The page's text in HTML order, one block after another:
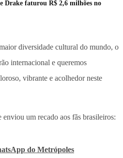
Drake faturou R$ 2,6 milhões no
diversidade cultural do mundo, o
internacional e queremos
vibrante e acolhedor neste
um recado aos fãs brasileiros:
do Metrópoles